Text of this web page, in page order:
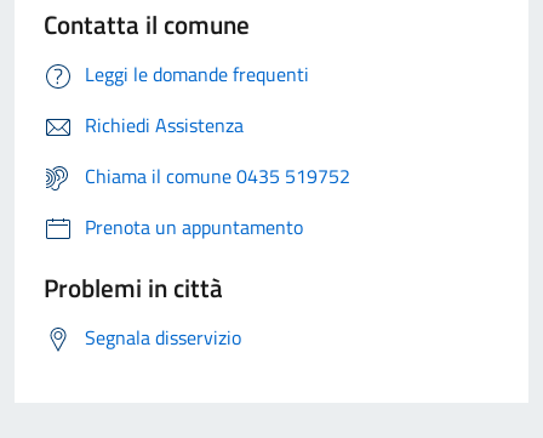
Contatta il comune
Leggi le domande frequenti
Richiedi Assistenza
Chiama il comune 0435 519752
Prenota un appuntamento
Problemi in città
Segnala disservizio